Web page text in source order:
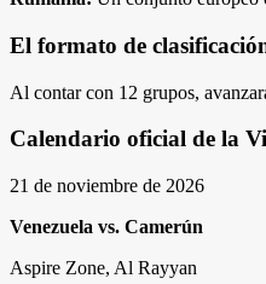
El formato de
Al contar con 12 grupos,
Calendario oficial de la
21 de noviembre de 2026
Venezuela vs. Camerún
Aspire Zone, Al Rayyan